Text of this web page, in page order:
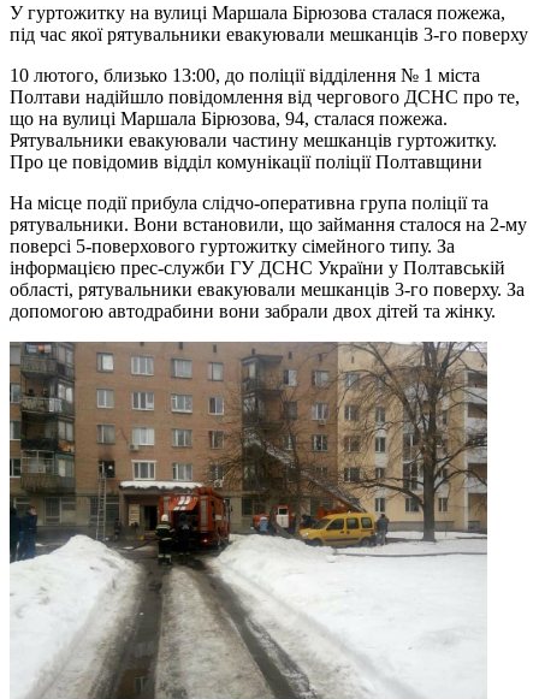
У гуртожитку на вулиці Маршала Бірюзова сталася пожежа,
під час якої рятувальники евакуювали мешканців 3-го поверху
10 лютого, близько 13:00, до поліції відділення № 1 міста
Полтави надійшло повідомлення від чергового ДСНС про те,
що на вулиці Маршала Бірюзова, 94, сталася пожежа.
Рятувальники евакуювали частину мешканців гуртожитку.
Про це повідомив відділ комунікації поліції Полтавщини
На місце події прибула слідчо-оперативна група поліції та
рятувальники. Вони встановили, що займання сталося на 2-му
поверсі 5-поверхового гуртожитку сімейного типу. За
інформацією прес-служби ГУ ДСНС України у Полтавській
області, рятувальники евакуювали мешканців 3-го поверху. За
допомогою автодрабини вони забрали двох дітей та жінку.